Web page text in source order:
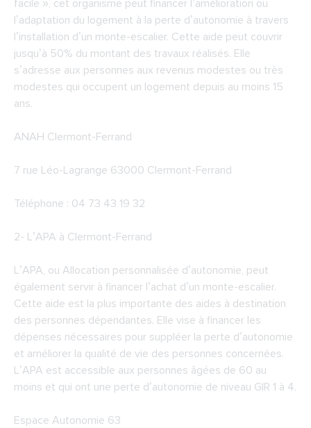
facile », cet organisme peut financer l’amélioration ou
l’adaptation du logement à la perte d’autonomie à travers
l’installation d’un monte-escalier. Cette aide peut couvrir
jusqu’à 50% du montant des travaux réalisés. Elle
s’adresse aux personnes aux revenus modestes ou très
modestes qui occupent un logement depuis au moins 15
ans.
ANAH Clermont-Ferrand
7 rue Léo-Lagrange 63000 Clermont-Ferrand
Téléphone : 04 73 43 19 32
2- L’APA à Clermont-Ferrand
L’APA, ou Allocation personnalisée d’autonomie, peut
également servir à financer l’achat d’un monte-escalier.
Cette aide est la plus importante des aides à destination
des personnes dépendantes. Elle vise à financer les
dépenses nécessaires pour suppléer la perte d’autonomie
et améliorer la qualité de vie des personnes concernées.
L’APA est accessible aux personnes âgées de 60 au
moins et qui ont une perte d’autonomie de niveau GIR 1 à 4.
Espace Autonomie 63